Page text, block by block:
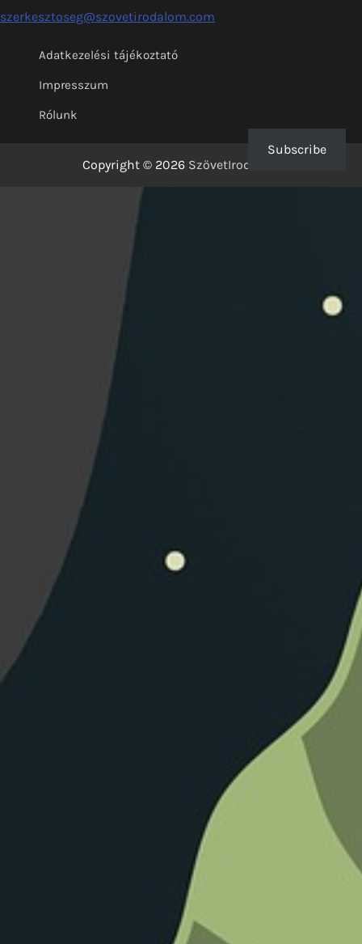
szerkesztoseg@szovetirodalom.com
Adatkezelési tájékoztató
Impresszum
Rólunk
Copyright © 2026 SzövetIrodalom
Subscribe